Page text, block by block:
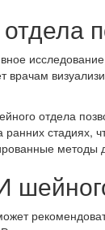
отдела
ранних
методы